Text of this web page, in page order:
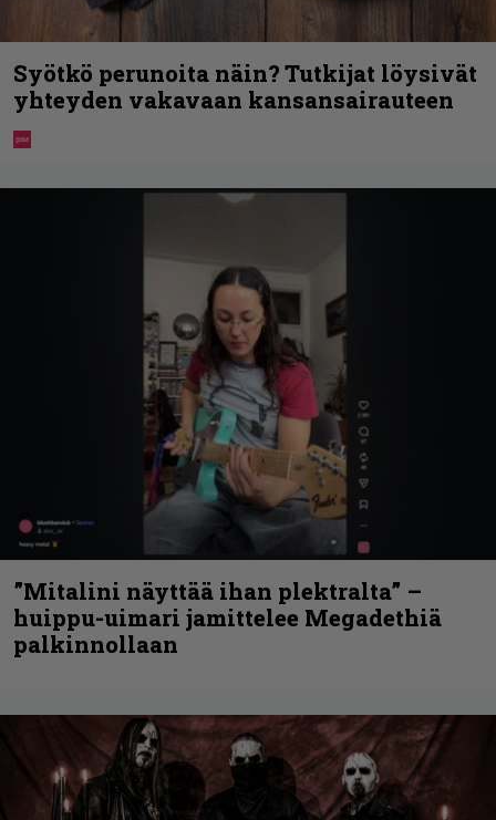
Syötkö perunoita näin? Tutkijat löysivät
yhteyden vakavaan kansansairauteen
”Mitalini näyttää ihan plektralta” –
huippu-uimari jamittelee Megadethiä
palkinnollaan